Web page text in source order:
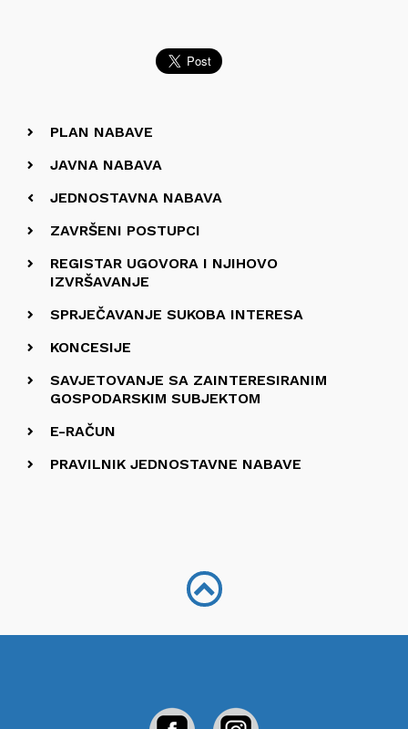
PLAN NABAVE
JAVNA NABAVA
JEDNOSTAVNA NABAVA
ZAVRŠENI POSTUPCI
REGISTAR UGOVORA I NJIHOVO
IZVRŠAVANJE
SPRJEČAVANJE SUKOBA INTERESA
KONCESIJE
SAVJETOVANJE SA ZAINTERESIRANIM
GOSPODARSKIM SUBJEKTOM
E-RAČUN
PRAVILNIK JEDNOSTAVNE NABAVE